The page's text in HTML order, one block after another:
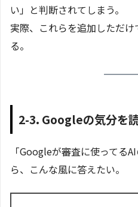
い」と判断されてしまう。
実際、これらを追加しただ
る。
2-3. Googleの気分を
「Googleが審査に使ってる
ら、こんな風に答えたい。